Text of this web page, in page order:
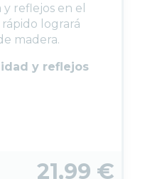
reflejos en el
logrará
madera.
y reflejos
21,99 €